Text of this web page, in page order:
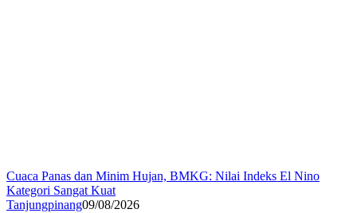
Cuaca Panas dan Minim Hujan, BMKG: Nilai Indeks El Nino
Kategori Sangat Kuat
Tanjungpinang09/08/2026